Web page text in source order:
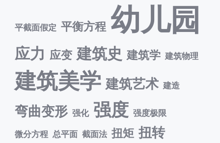
平截面假定 平衡方程 幼儿园
应力 应变 建筑史 建筑学 建筑物理
建筑美学 建筑艺术 建造
弯曲变形 强化 强度 强度极限
微分方程 总平面 截面法 扭矩 扭转